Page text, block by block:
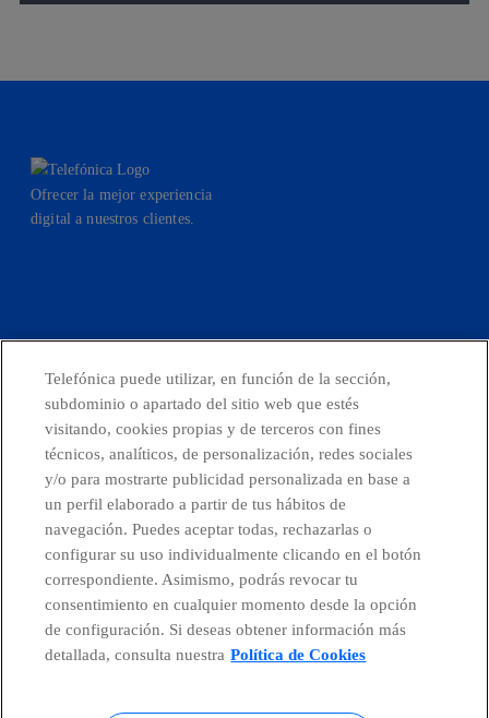
Ofrecer la mejor experiencia
digital a nuestros clientes.
CONTACTO
Canal de Denuncias
Centro Global Transparencia
Telefónica puede utilizar, en función de la sección,
subdominio o apartado del sitio web que estés
visitando, cookies propias y de terceros con fines
técnicos, analíticos, de personalización, redes sociales
y/o para mostrarte publicidad personalizada en base a
un perfil elaborado a partir de tus hábitos de
navegación. Puedes aceptar todas, rechazarlas o
configurar su uso individualmente clicando en el botón
correspondiente. Asimismo, podrás revocar tu
consentimiento en cualquier momento desde la opción
de configuración. Si deseas obtener información más
detallada, consulta nuestra Política de Cookies